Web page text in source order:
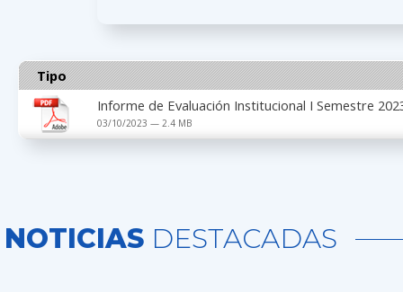
Tipo
Informe de Evaluación Institucional I Semestre
03/10/2023 — 2.4 MB
NOTICIAS DESTACADAS